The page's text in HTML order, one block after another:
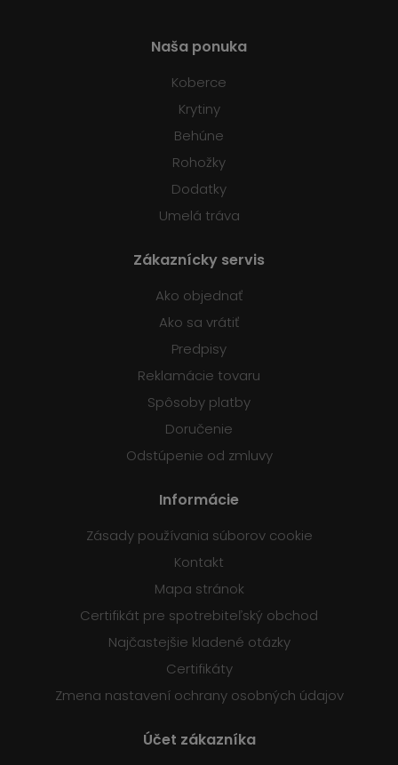
Naša ponuka
Koberce
Krytiny
Behúne
Rohožky
Dodatky
Umelá tráva
Zákaznícky servis
Ako objednať
Ako sa vrátiť
Predpisy
Reklamácie tovaru
Spôsoby platby
Doručenie
Odstúpenie od zmluvy
Informácie
Zásady používania súborov cookie
Kontakt
Mapa stránok
Certifikát pre spotrebiteľský obchod
Najčastejšie kladené otázky
Certifikáty
Zmena nastavení ochrany osobných údajov
Účet zákazníka